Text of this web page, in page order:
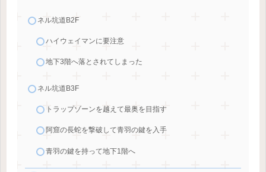
ネル坑道B2F
ハイウェイマンに要注意
地下3階へ落とされてしまった
ネル坑道B3F
トラップゾーンを越えて最奥を目指す
阿窟の長蛇を撃破して青羽の鍵を入手
青羽の鍵を持って地下1階へ